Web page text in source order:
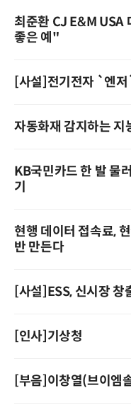
최준환 CJ E&M USA
좋은 예"
[사설]전기전자 `엔
자동화재 감지하는 지
KB국민카드 한 발 물
기
현행 데이터 접속료,
반 만든다
[사설]ESS, 신시장 창
[인사]기상청
[부음]이창열(브이엠